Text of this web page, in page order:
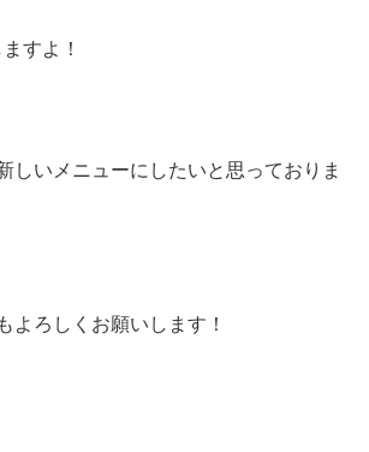
すよ！
しいメニューにしたいと思っておりま
よろしくお願いします！